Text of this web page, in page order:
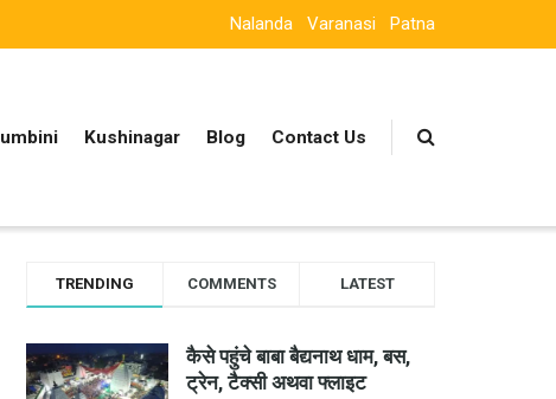
Nalanda Varanasi Patna
Kushinagar Blog Contact Us
TRENDING COMMENTS LATEST
कैसे पहुंचे बाबा बैद्यनाथ धाम, बस,
ट्रेन, टैक्सी अथवा फ्लाइट